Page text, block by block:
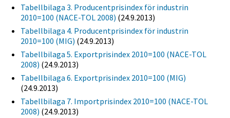
Tabellbilaga 3. Producentprisindex för industrin
2010=100 (NACE-TOL 2008) (24.9.2013)
Tabellbilaga 4. Producentprisindex för industrin
2010=100 (MIG) (24.9.2013)
Tabellbilaga 5. Exportprisindex 2010=100 (NACE-TOL
2008) (24.9.2013)
Tabellbilaga 6. Exportprisindex 2010=100 (MIG)
(24.9.2013)
Tabellbilaga 7. Importprisindex 2010=100 (NACE-TOL
2008) (24.9.2013)